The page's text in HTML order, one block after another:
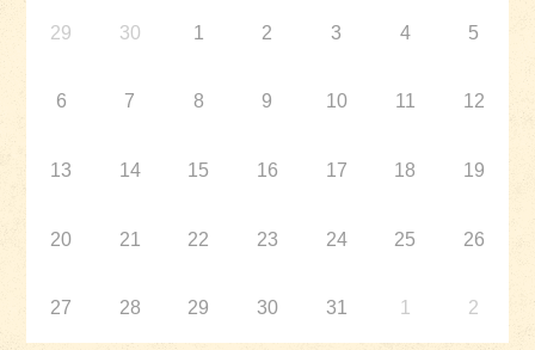
29 30 1 2 3 4 5
6 7 8 9 10 11 12
13 14 15 16 17 18 19
20 21 22 23 24 25 26
27 28 29 30 31 1 2